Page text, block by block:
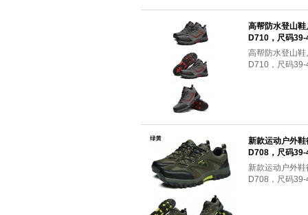
高帮防水登山
D710，尺码39-
高帮防水登山
D710，尺码
新款运动户外
D708，尺码39-
新款运动户外
D708，尺码